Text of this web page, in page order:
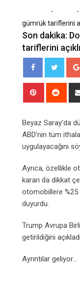
- -
gümrük tariflerini
Son dakika:
tariflerini
Pinterest
Beyaz Saray’da
ABD’nin tüm
uygulayacağını
Ayrıca, özellikle
kararı da dikkat
otomobillere
duyurdu.
Trump Avrupa
getirildiğini
Ayrıntılar geliyor…